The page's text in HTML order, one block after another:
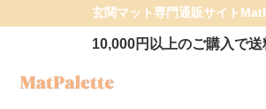
玄関マット専門通販サイト
10,000円以上のご購入で送